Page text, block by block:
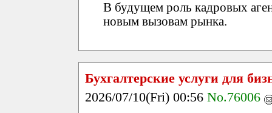
В будущем роль кадровых
новым вызовам рынка.
Бухгалтерские услуги для
2026/07/10(Fri) 00:56 No.76006